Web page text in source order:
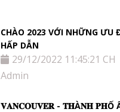
CHÀO 2023 VỚI NHỮNG ƯU
HẤP DẪN
29/12/2022 11:45:21 CH
Admin
𝐕𝐀𝐍𝐂𝐎𝐔𝐕𝐄𝐑 - 𝐓𝐇À𝐍𝐇 𝐏𝐇Ố